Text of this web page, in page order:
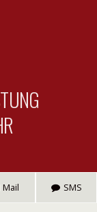
Mail SMS